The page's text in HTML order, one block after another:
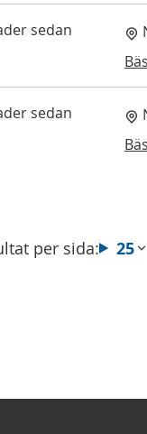
sedan
sedan
per sida: 25